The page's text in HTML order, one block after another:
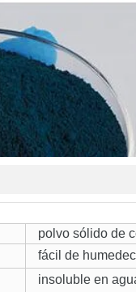
polvo sólido de
fácil de
insoluble en